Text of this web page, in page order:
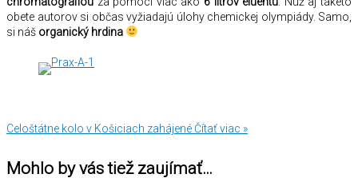
obete autorov si občas vyžiadajú úlohy chemickej olympiády. Samo,
si náš organický hrdina
Celoštátne kolo v Košiciach zahájené Čítať viac »
Mohlo by vás tiež zaujímať…